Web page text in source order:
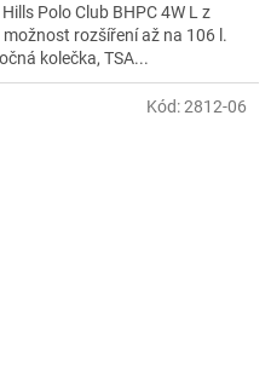
Polo Club BHPC 4W L z
rozšíření až na 106 l.
kolečka, TSA...
Kód:2812-06